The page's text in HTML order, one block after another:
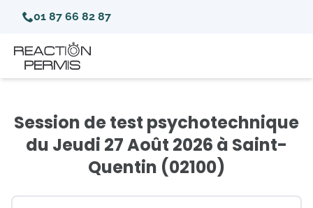
01 87 66 82 87
Session de test psychotechnique
du Jeudi 27 Août 2026 à Saint-
Quentin (02100)